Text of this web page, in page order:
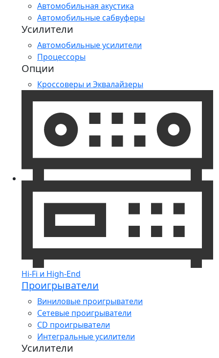
Автомобильная акустика
Автомобильные сабвуферы
Усилители
Автомобильные усилители
Процессоры
Опции
Кроссоверы и Эквалайзеры
Hi-Fi и High-End
Проигрыватели
Виниловые проигрыватели
Сетевые проигрыватели
CD проигрыватели
Интегральные усилители
Усилители